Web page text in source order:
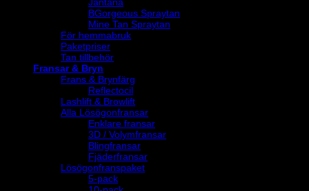
BGorgeous Spraytan
Mine Tan Spraytan
För hemmabruk
Paketpriser
Tan tillbehör
Fransar & Bryn
Frans & Brynfärg
Reflectocil
Lashlift & Browlift
Alla Lösögonfransar
Enklare fransar
3D / Volymfransar
Blingfransar
Fjäderfransar
Lösögonfranspaket
5-pack